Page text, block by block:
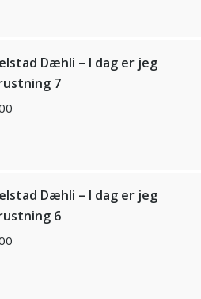
Dæhli – I dag er jeg
7
Dæhli – I dag er jeg
6